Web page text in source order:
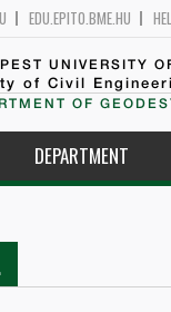
EDU.EPITO.BME.HU
UNIVERSITY
of Civil
OF
DEPARTMENT